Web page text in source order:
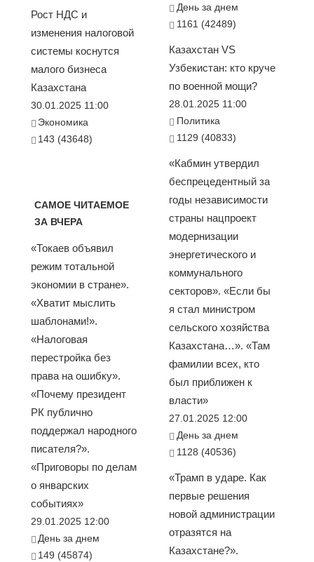
Рост НДС и
изменения налоговой
системы коснутся
малого бизнеса
Казахстана
30.01.2025 11:00
Экономика
143 (43648)
САМОЕ ЧИТАЕМОЕ
ЗА ВЧЕРА
«Токаев объявил
режим тотальной
экономии в стране».
«Хватит мыслить
шаблонами!».
«Налоговая
перестройка без
права на ошибку».
«Почему президент
РК публично
поддержал народного
писателя?».
«Приговоры по делам
о январских
событиях»
29.01.2025 12:00
День за днем
149 (45874)
День за днем
1161 (42489)
Казахстан VS
Узбекистан: кто круче
по военной мощи?
28.01.2025 11:00
Политика
1129 (40833)
«Кабмин утвердил
беспрецедентный за
годы независимости
страны нацпроект
модернизации
энергетического и
коммунального
секторов». «Если бы
я стал министром
сельского хозяйства
Казахстана…». «Там
фамилии всех, кто
был приближен к
власти»
27.01.2025 12:00
День за днем
1128 (40536)
«Трамп в ударе. Как
первые решения
новой администрации
отразятся на
Казахстане?».